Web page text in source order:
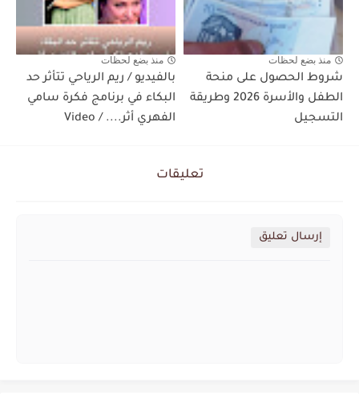
منذ بضع لحظات
شروط الحصول على منحة
الطفل والأسرة 2026 وطريقة
التسجيل
منذ بضع لحظات
بالفيديو / ريم الرياحي تتأثر حد
البكاء في برنامج فكرة سامي
الفهري أثر.... / Video
تعليقات
إرسال تعليق